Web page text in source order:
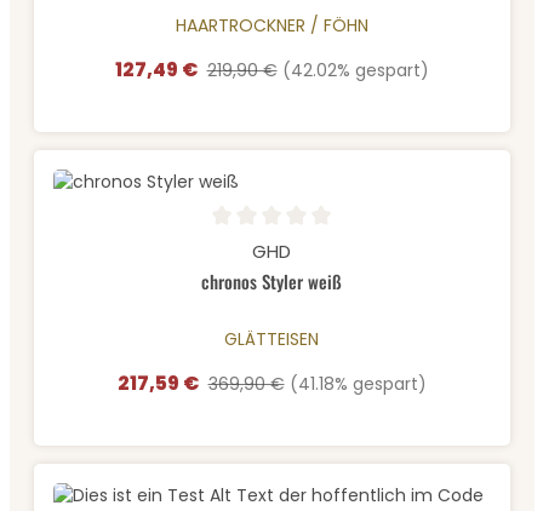
HAARTROCKNER / FÖHN
Verkaufspreis:
127,49 € Regulärer Preis:
219,90 € (42.02% gespart)
Durchschnittliche Bewertung von 0 von 5 Sternen
GHD
chronos Styler weiß
GLÄTTEISEN
Verkaufspreis:
217,59 € Regulärer Preis:
369,90 € (41.18% gespart)